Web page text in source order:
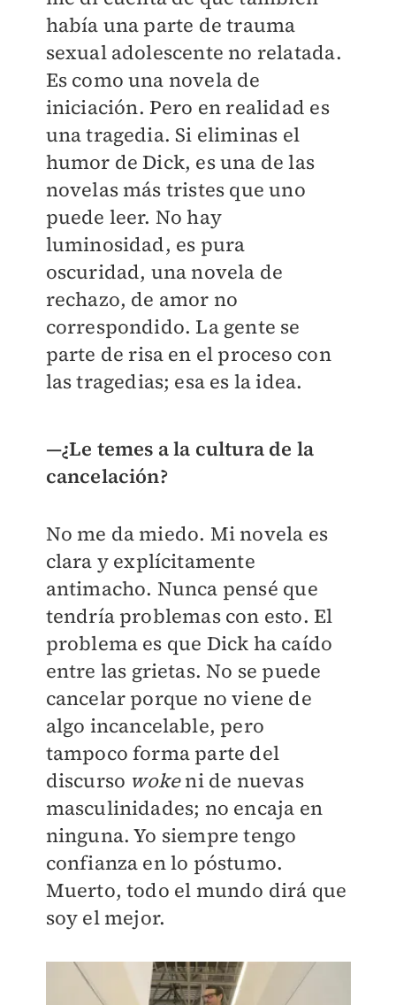
había una parte de trauma
sexual adolescente no relatada.
Es como una novela de
iniciación. Pero en realidad es
una tragedia. Si eliminas el
humor de Dick, es una de las
novelas más tristes que uno
puede leer. No hay
luminosidad, es pura
oscuridad, una novela de
rechazo, de amor no
correspondido. La gente se
parte de risa en el proceso con
las tragedias; esa es la idea.
—¿Le temes a la cultura de la
cancelación?
No me da miedo. Mi novela es
clara y explícitamente
antimacho. Nunca pensé que
tendría problemas con esto. El
problema es que Dick ha caído
entre las grietas. No se puede
cancelar porque no viene de
algo incancelable, pero
tampoco forma parte del
discurso wokeni de nuevas
masculinidades; no encaja en
ninguna. Yo siempre tengo
confianza en lo póstumo.
Muerto, todo el mundo dirá que
soy el mejor.